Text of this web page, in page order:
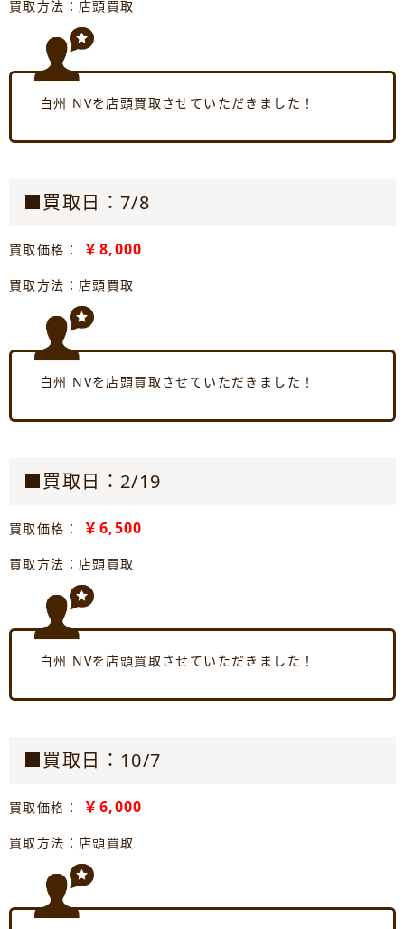
買取方法：店頭買取
白州 NVを店頭買取させていただきました！
■買取日：7/8
買取価格： ￥8,000
買取方法：店頭買取
白州 NVを店頭買取させていただきました！
■買取日：2/19
買取価格： ￥6,500
買取方法：店頭買取
白州 NVを店頭買取させていただきました！
■買取日：10/7
買取価格： ￥6,000
買取方法：店頭買取